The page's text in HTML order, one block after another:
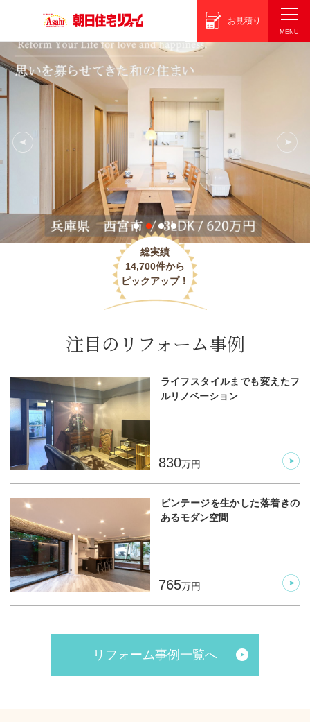
お見積り
総実績
14,700件から
ピックアップ！
注目のリフォーム事例
ライフスタイルまでも変えたフ
ルリノベーション
830万円
ビンテージを生かした落着きの
あるモダン空間
765万円
リフォーム事例一覧へ